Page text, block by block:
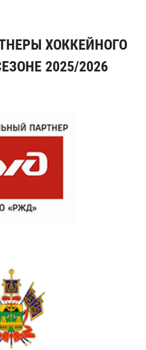
ХОККЕЙНОГО
2025/2026